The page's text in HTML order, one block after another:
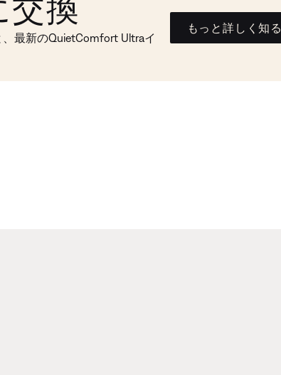
最新のQuietComfort Ultraイ
もっと詳しく知る